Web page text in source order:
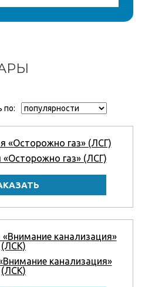
по:
«Осторожно газ» (ЛСГ)
канализация»
(ЛСК)